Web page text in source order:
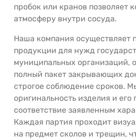
пробок или кранов позволяет
атмосферу внутри сосуда.
Наша компания осуществляет
продукции для нужд
муниципальных организаций,
полный пакет закрывающих
строгое соблюдение сроков.
оригинальность изделия и его
соответствие заявленным
Каждая партия проходит
на предмет сколов и трещин,